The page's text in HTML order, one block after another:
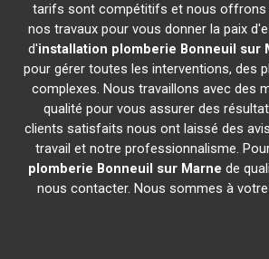
tarifs sont compétitifs et nous offrons
nos travaux pour vous donner la paix
d'installation plomberie Bonneuil sur
pour gérer toutes les interventions, des
complexes. Nous travaillons avec des
qualité pour vous assurer des
clients satisfaits nous ont laissé des
travail et notre professionnalisme.
plomberie Bonneuil sur Marne de
nous contacter. Nous sommes à